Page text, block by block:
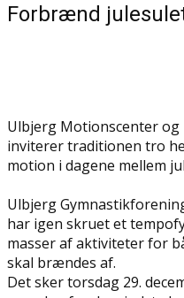
Forbrænd
Ulbjerg Motionscenter
inviterer traditionen tro
motion i dagene mellem
Ulbjerg
har igen skruet et
masser af aktiviteter for
skal brændes af.
Det sker torsdag 29.